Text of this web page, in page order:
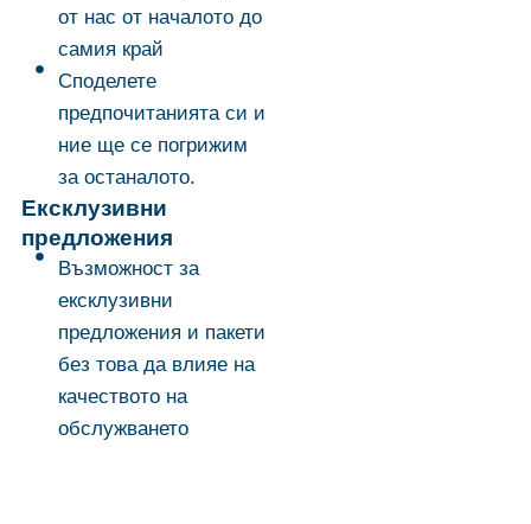
от нас от началото до
самия край
Споделете
предпочитанията си и
ние ще се погрижим
за останалото.
Ексклузивни
предложения
Възможност за
ексклузивни
предложения и пакети
без това да влияе на
качеството на
обслужването